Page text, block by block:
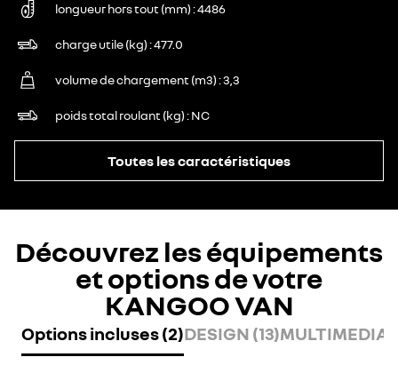
longueur hors tout (mm) 4486
charge utile (kg) 477.0
volume de chargement (m3) 3,3
poids total roulant (kg) NC
Toutes les caractéristiques
Découvrez les équipements
et options de votre
KANGOO VAN
Options incluses (2)DESIGN (13)MULTIMEDIA